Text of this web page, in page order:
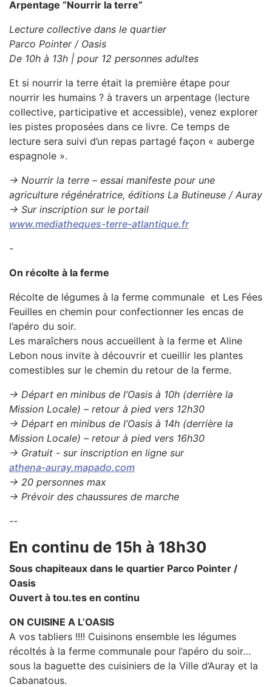
Arpentage “Nourrir la terre”
Lecture collective dans le quartier
Parco Pointer / Oasis
De 10h à 13h | pour 12 personnes adultes
Et si nourrir la terre était la première étape pour
nourrir les humains ? à travers un arpentage (lecture
collective, participative et accessible), venez explorer
les pistes proposées dans ce livre. Ce temps de
lecture sera suivi d’un repas partagé façon « auberge
espagnole ».
→ Nourrir la terre – essai manifeste pour une
agriculture régénératrice, éditions La Butineuse / Auray
→ Sur inscription sur le portail
www.mediatheques-terre-atlantique.fr
-
On récolte à la ferme
Récolte de légumes à la ferme communale et Les Fées
Feuilles en chemin pour confectionner les encas de
l’apéro du soir.
Les maraîchers nous accueillent à la ferme et Aline
Lebon nous invite à découvrir et cueillir les plantes
comestibles sur le chemin du retour de la ferme.
→ Départ en minibus de l’Oasis à 10h (derrière la
Mission Locale) – retour à pied vers 12h30
→ Départ en minibus de l’Oasis à 14h (derrière la
Mission Locale) – retour à pied vers 16h30
→ Gratuit - sur inscription en ligne sur
athena-auray.mapado.com
→ 20 personnes max
→ Prévoir des chaussures de marche
--
En continu de 15h à 18h30
Sous chapiteaux dans le quartier Parco Pointer /
Oasis
Ouvert à tou.tes en continu
ON CUISINE A L’OASIS
A vos tabliers !!!! Cuisinons ensemble les légumes
récoltés à la ferme communale pour l’apéro du soir…
sous la baguette des cuisiniers de la Ville d’Auray et la
Cabanatous.